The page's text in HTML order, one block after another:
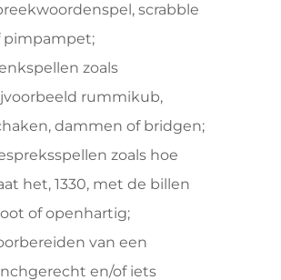
scrabble
pimpampet;
zoals
rummikub,
dammen of bridgen;
zoals hoe
het, 1330, met de billen
of openhartig;
van een
en/of iets